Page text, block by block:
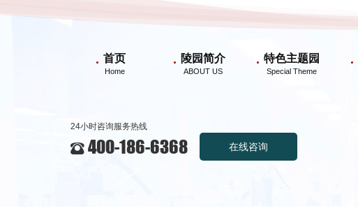
首页 陵园简介 特色主题园
24小时咨询服务热线
400-186-6368 在线咨询